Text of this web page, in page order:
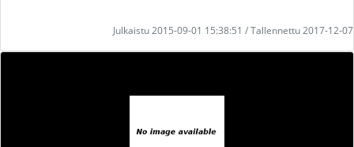
Julkaistu 2015-09-01 15:38:51 / Tallennettu 2017-12-07